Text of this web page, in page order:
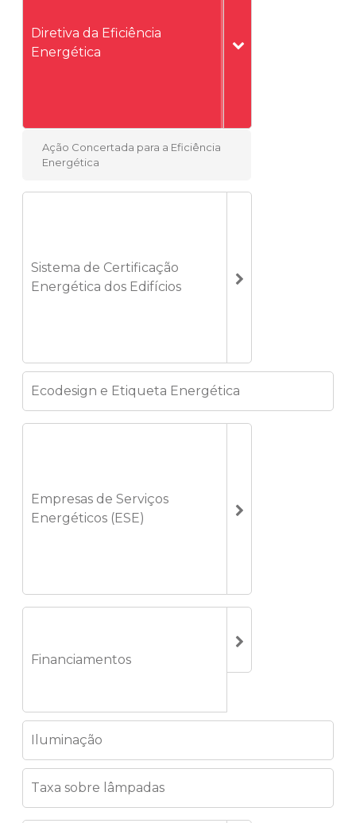
Diretiva da Eficiência
Energética
Ação Concertada para a Eficiência
Energética
Sistema de Certificação
Energética dos Edifícios
Ecodesign e Etiqueta Energética
Empresas de Serviços
Energéticos (ESE)
Financiamentos
Iluminação
Taxa sobre lâmpadas